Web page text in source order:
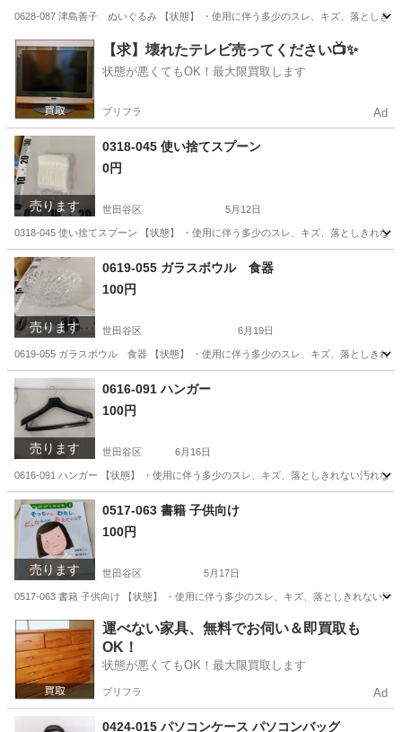
0628-087 津島善子 ぬいぐるみ 【状態】 ・使用に伴う多少のスレ、キズ、落としき
東京 世田谷区 おもちゃ 現地
【求】壊れたテレビ売ってください📺✨
状態が悪くてもOK！最大限買取します
プリフラ Ad
売ります
0318-045 使い捨てスプーン
0円
世田谷区 5月12日
0318-045 使い捨てスプーン 【状態】 ・使用に伴う多少のスレ、キズ、落としきれ
東京 世田谷区
売ります
0619-055 ガラスボウル 食器
100円
世田谷区 6月19日
0619-055 ガラスボウル 食器 【状態】 ・使用に伴う多少のスレ、キズ、落としきれ
売ります
0616-091 ハンガー
100円
世田谷区 6月16日
0616-091 ハンガー 【状態】 ・使用に伴う多少のスレ、キズ、落としきれない汚れ
東京 世田谷区 洗濯用品 現地
売ります
0517-063 書籍 子供向け
100円
世田谷区 5月17日
0517-063 書籍 子供向け 【状態】 ・使用に伴う多少のスレ、キズ、落としきれない
東京 本/CD/DVD 現地
運べない家具、無料でお伺い＆即買取も
OK！
状態が悪くてもOK！最大限買取します
プリフラ Ad
0424-015 パソコンケース パソコンバッグ